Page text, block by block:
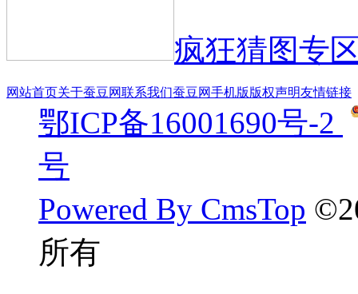
疯狂猜图专
网站首页关于蚕豆网联系我们蚕豆网手机版版权声明友情链接
鄂ICP备16001690号-2
号
Powered By CmsTop
所有